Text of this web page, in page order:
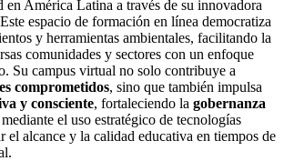
en América Latina a través de su innovadora
espacio de formación en línea democratiza
y herramientas ambientales, facilitando la
comunidades y sectores con un enfoque
Su campus virtual no solo contribuye a
comprometidos, sino que también impulsa
y consciente, fortaleciendo la gobernanza
mediante el uso estratégico de tecnologías
el alcance y la calidad educativa en tiempos de